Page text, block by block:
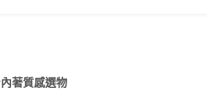
著質感選物